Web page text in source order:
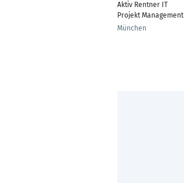
Aktiv Rentner IT
Projekt Management
München